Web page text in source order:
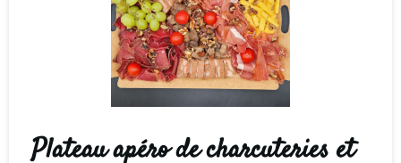
Plateau apéro de charcuteries et